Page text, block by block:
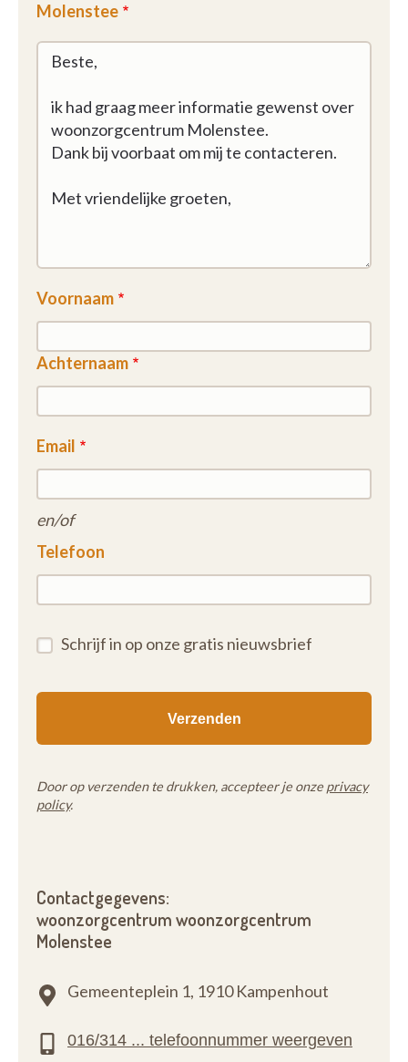
Molenstee
Voornaam
Achternaam
Email
en/of
Telefoon
Schrijf in op onze gratis nieuwsbrief
Door op verzenden te drukken, accepteer je onze privacy
policy.
Contactgegevens:
woonzorgcentrum woonzorgcentrum
Molenstee
Gemeenteplein 1, 1910 Kampenhout